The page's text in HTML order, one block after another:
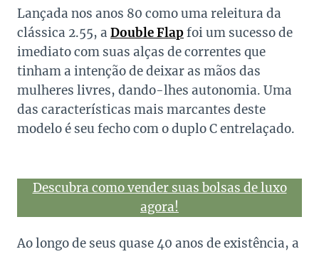
Lançada nos anos 80 como uma releitura da
clássica 2.55, a Double Flapfoi um sucesso de
imediato com suas alças de correntes que
tinham a intenção de deixar as mãos das
mulheres livres, dando-lhes autonomia. Uma
das características mais marcantes deste
modelo é seu fecho com o duplo C entrelaçado.
Descubra como vender suas bolsas de luxo
agora!
Ao longo de seus quase 40 anos de existência, a